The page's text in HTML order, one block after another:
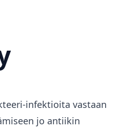
infektioita vastaan
jo antiikin